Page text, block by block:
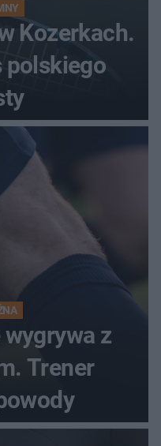
Kozerkach.
polskiego
z
Trener